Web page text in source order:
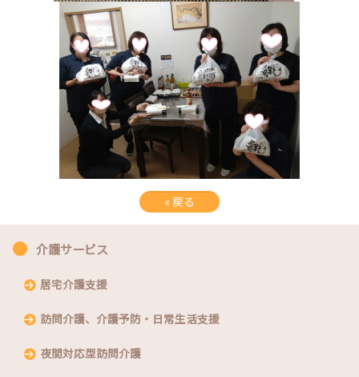
« 戻る
介護サービス
居宅介護支援
訪問介護、介護予防・日常生活支援
夜間対応型訪問介護